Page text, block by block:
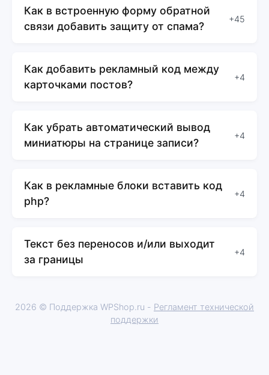
Как в встроенную форму обратной
связи добавить защиту от спама?
+45
Как добавить рекламный код между
карточками постов?
+4
Как убрать автоматический вывод
миниатюры на странице записи?
+4
Как в рекламные блоки вставить код
php?
+4
Текст без переносов и/или выходит
за границы
+4
2026 © Поддержка WPShop.ru - Регламент технической
поддержки